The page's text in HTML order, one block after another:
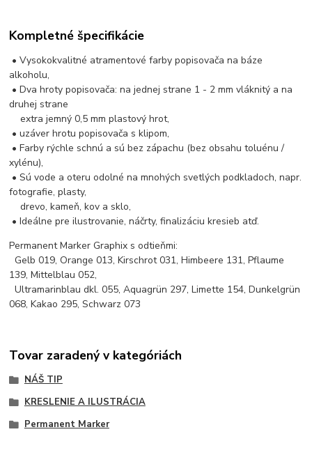
Kompletné špecifikácie
• Vysokokvalitné atramentové farby popisovača na báze
alkoholu,
• Dva hroty popisovača: na jednej strane 1 - 2 mm vláknitý a na
druhej strane
extra jemný 0,5 mm plastový hrot,
• uzáver hrotu popisovača s klipom,
• Farby rýchle schnú a sú bez zápachu (bez obsahu toluénu /
xylénu),
• Sú vode a oteru odolné na mnohých svetlých podkladoch, napr.
fotografie, plasty,
drevo, kameň, kov a sklo,
• Ideálne pre ilustrovanie, náčrty, finalizáciu kresieb atď.
Permanent Marker Graphix s odtieňmi:
Gelb 019, Orange 013, Kirschrot 031, Himbeere 131, Pflaume
139, Mittelblau 052,
Ultramarinblau dkl. 055, Aquagrün 297, Limette 154, Dunkelgrün
068, Kakao 295, Schwarz 073
Tovar zaradený v kategóriách
NÁŠ TIP
KRESLENIE A ILUSTRÁCIA
Permanent Marker